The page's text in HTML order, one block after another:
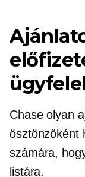
Chase olyan
ösztönzőként
számára,
listára.